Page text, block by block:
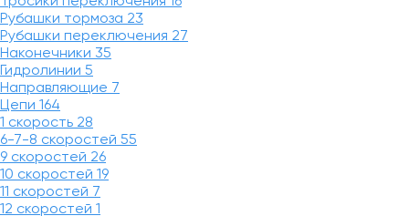
Рубашки тормоза 23
Рубашки переключения 27
Наконечники 35
Гидролинии 5
Направляющие 7
Цепи 164
1 скорость 28
6-7-8 скоростей 55
9 скоростей 26
10 скоростей 19
11 скоростей 7
12 скоростей 1